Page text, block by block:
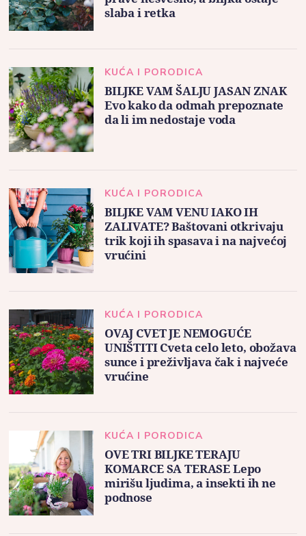
slaba i retka
KUĆA I PORODICA
BILJKE VAM ŠALJU JASAN ZNAK
Evo kako da odmah prepoznate
da li im nedostaje voda
KUĆA I PORODICA
BILJKE VAM VENU IAKO IH
ZALIVATE? Baštovani otkrivaju
trik koji ih spasava i na najvećoj
vrućini
KUĆA I PORODICA
OVAJ CVET JE NEMOGUĆE
UNIŠTITI Cveta celo leto, obožava
sunce i preživljava čak i najveće
vrućine
KUĆA I PORODICA
OVE TRI BILJKE TERAJU
KOMARCE SA TERASE Lepo
mirišu ljudima, a insekti ih ne
podnose